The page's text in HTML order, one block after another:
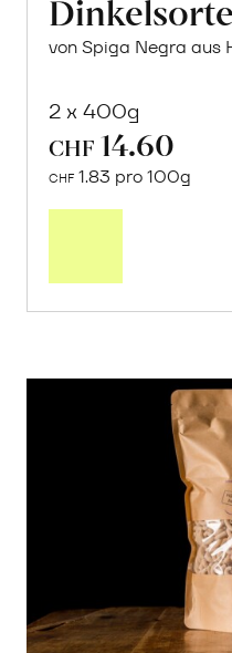
von Spiga Negra aus
2 x 400g
CHF 14.60
CHF 1.83 pro 100g